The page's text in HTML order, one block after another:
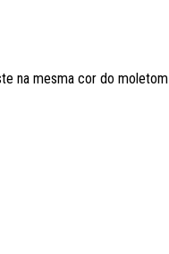
na mesma cor do moletom